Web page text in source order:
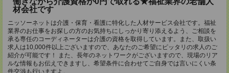
材会社です
ニッソーネットは介護・保育・看護に特化した人材サービス会社です。福祉
業界のお仕事をお探しの方のお気持ちにしっかり寄り添えるよう、ご相談を
承る専任のコーディネーターは介護の資格を取得しています。また、取扱い
求人は10,000件以上ございますので、あなたのご希望にピッタリの求人のご
紹介が可能です！ また、長年のネットワークがございますので、現場のリア
ルな情報もお伝えできますし、希望条件に合わせてご自身では言いにくい条
件交渉も行いますよ。